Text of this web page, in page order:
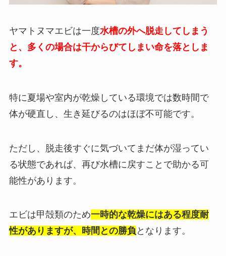
ヤマトヌマエビは一度水槽の外へ脱走してしまう
と、多くの場合は干からびてしまい命を落としま
す。
特に夏場や室内が乾燥している環境では数時間で
体が硬直し、生き延びるのはほぼ不可能です。
ただし、脱走後すぐに気づいてまだ体が湿ってい
る状態であれば、再び水槽に戻すことで助かる可
能性があります。
エビは甲殻類のため一時的な乾燥にはある程度耐
性がありますが、時間との勝負 となります。